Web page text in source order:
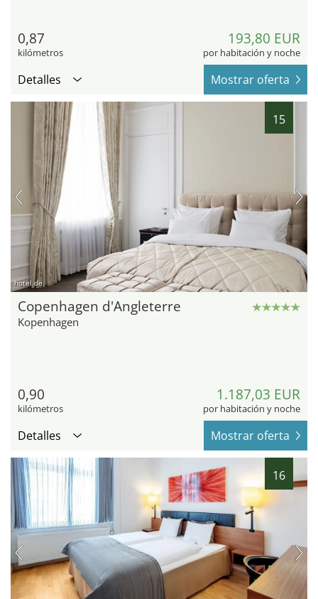
0,87
kilómetros
193,80 EUR
por habitación y noche
Detalles Mostrar oferta
15
hotel.de
Copenhagen d'Angleterre
Kopenhagen
0,90
kilómetros
1.187,03 EUR
por habitación y noche
Detalles Mostrar oferta
16